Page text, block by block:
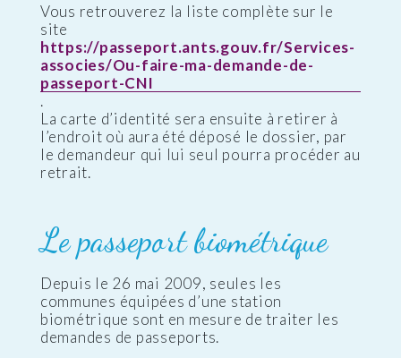
Vous retrouverez la liste complète sur le
site
https://passeport.ants.gouv.fr/Services-
associes/Ou-faire-ma-demande-de-
passeport-CNI
.
La carte d’identité sera ensuite à retirer à
l’endroit où aura été déposé le dossier, par
le demandeur qui lui seul pourra procéder au
retrait.
Le passeport biométrique
Depuis le 26 mai 2009, seules les
communes équipées d’une station
biométrique sont en mesure de traiter les
demandes de passeports.